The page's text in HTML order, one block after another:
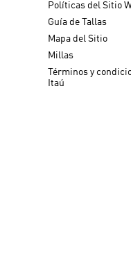
Políticas del Sitio
Guía de Tallas
Mapa del Sitio
Millas
Términos y
Itaú